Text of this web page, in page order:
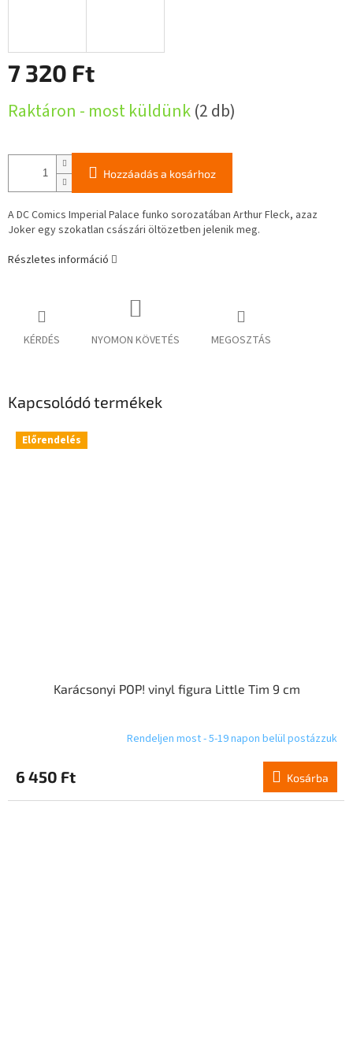
7 320 Ft
Raktáron - most küldünk(2 db)
Hozzáadás a kosárhoz
A DC Comics Imperial Palace funko sorozatában Arthur Fleck, azaz
Joker egy szokatlan császári öltözetben jelenik meg.
Részletes információ
KÉRDÉS NYOMON KÖVETÉS MEGOSZTÁS
Kapcsolódó termékek
Előrendelés
Karácsonyi POP! vinyl figura Little Tim 9 cm
Rendeljen most - 5-19 napon belül postázzuk
6 450 Ft Kosárba